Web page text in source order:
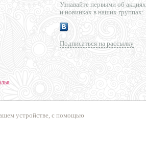
устройстве, с помощью
Узнавайте первыми об акциях
и новинках в наших группах:
Подписаться на рассылку